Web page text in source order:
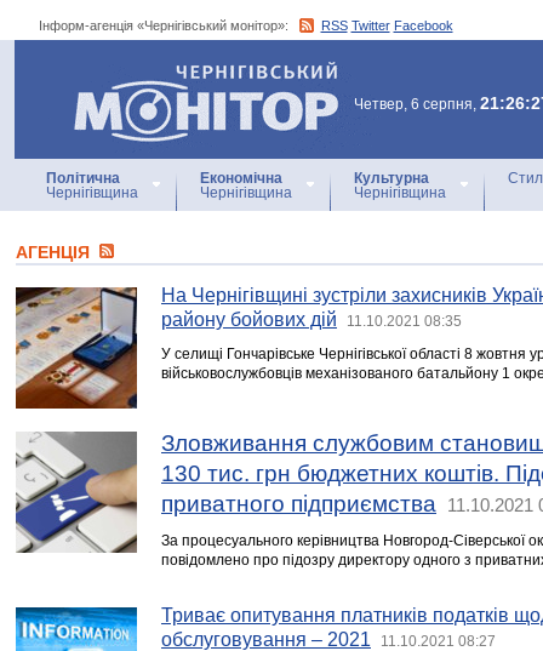
Інформ-агенція «Чернігівський монітор»: RSS Twitter Facebook
Інформ-агенція
«Чернігівський монітор»
Четвер, 6 серпня,
Політична
Чернігівщина
Економічна
Чернігівщина
Культурна
Чернігівщина
АГЕНЦIЯ
На Чернігівщині зустріли захисників
району бойових дій
11.10.2021 08:35
У селищі Гончарівське Чернігівської області 8 жовтня
військовослужбовців механізованого батальйону 1
Зловживання службовим
130 тис. грн бюджетних коштів.
приватного підприємства
11.10.2021
За процесуального керівництва Новгород-Сіверської
повідомлено про підозру директору одного з
Триває опитування платників податків
обслуговування – 2021
11.10.2021 08:27